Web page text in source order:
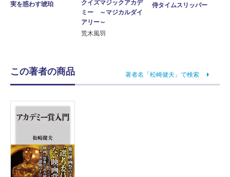
実を惑わす琥珀
クイズマジックアカデ
ミー ～マジカルダイ
アリー～
荒木風羽
侍タイムスリッパー
この著者の商品 著者名「松崎健夫」で検索